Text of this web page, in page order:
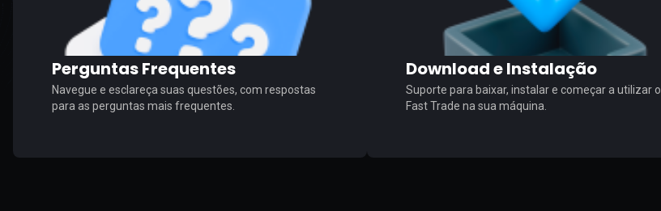
Perguntas Frequentes
Navegue e esclareça suas questões, com respostas
para as perguntas mais frequentes.
Download e Instalação
Suporte para baixar, instalar e começar a utilizar o
Fast Trade na sua máquina.